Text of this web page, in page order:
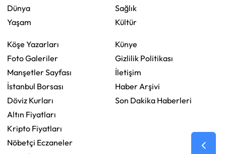
Dünya
Yaşam
Sağlık
Kültür
Köşe Yazarları
Foto Galeriler
Manşetler Sayfası
İstanbul Borsası
Döviz Kurları
Altın Fiyatları
Kripto Fiyatları
Nöbetçi Eczaneler
Künye
Gizlilik Politikası
İletişim
Haber Arşivi
Son Dakika Haberleri